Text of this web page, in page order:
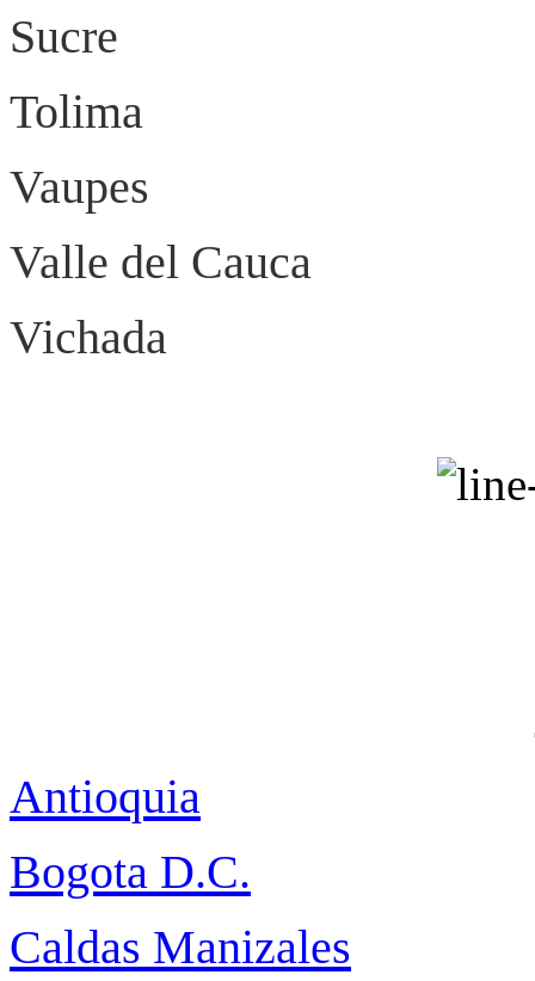
Sucre
Tolima
Vaupes
Valle del
Vichada
Antioquia
Bogota D.C.
Caldas Manizales